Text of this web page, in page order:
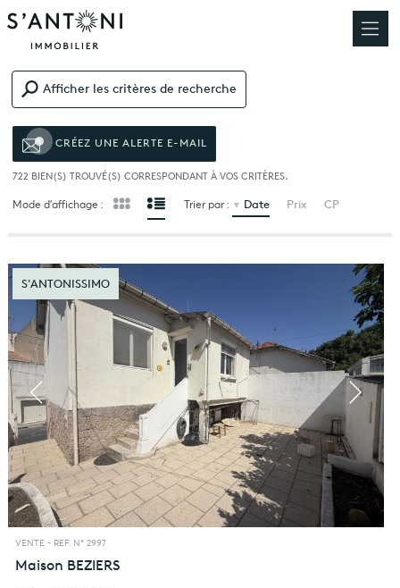
Afficher les critères de recherche
CRÉEZ UNE ALERTE E-MAIL
722 BIEN(S) TROUVÉ(S) CORRESPONDANT À VOS CRITÈRES.
Mode d’affichage : Trier par : Date Prix CP
S'ANTONISSIMO
VENTE - REF. N° 2997
Maison BEZIERS